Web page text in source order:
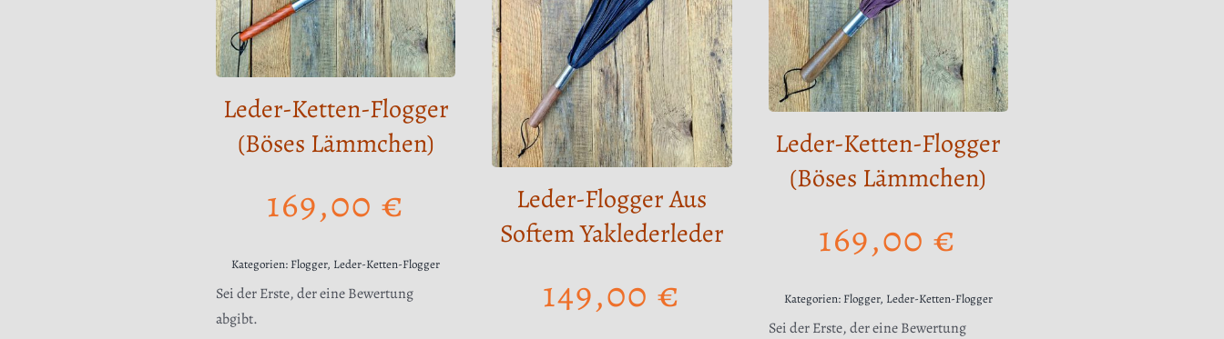
Leder-Ketten-Flogger
(Böses Lämmchen)
169,00 €
Kategorien: Flogger, Leder-Ketten-Flogger
Sei der Erste, der eine Bewertung
abgibt.
Leder-Flogger Aus
Softem Yaklederleder
149,00 €
Leder-Ketten-Flogger
(Böses Lämmchen)
169,00€
Kategorien: Flogger, Leder-Ketten-Flogger
Sei der Erste, der eine Bewertung